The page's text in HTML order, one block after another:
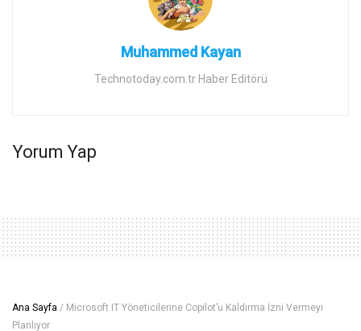
Muhammed Kayan
Technotoday.com.tr Haber Editörü
Yorum Yap
Ana Sayfa / Microsoft IT Yöneticilerine Copilot’u Kaldırma İzni Vermeyi
Planlıyor